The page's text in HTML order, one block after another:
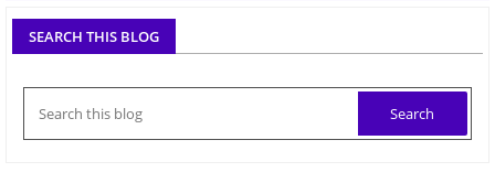
SEARCH THIS BLOG